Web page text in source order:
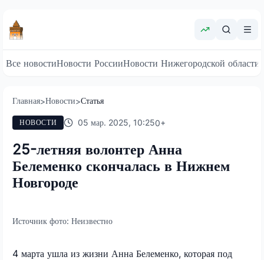
Все новостиНовости РоссииНовости Нижегородской области
Главная>Новости>Статья
НОВОСТИ 05 мар. 2025, 10:250+
25-летняя волонтер Анна
Белеменко скончалась в Нижнем
Новгороде
Источник фото: Неизвестно
4 марта ушла из жизни Анна Белеменко, которая под